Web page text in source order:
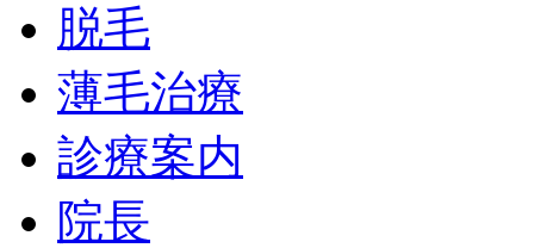
脱毛
薄毛治療
診療案内
院長